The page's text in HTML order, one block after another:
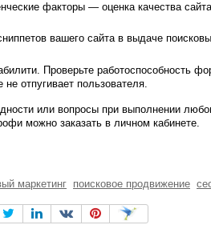
факторы — оценка качества
вашего сайта в выдаче
Проверьте работоспособность
отпугивает пользователя.
или вопросы при выполнении
можно заказать в личном кабинете.
маркетинг поисковое продвижение